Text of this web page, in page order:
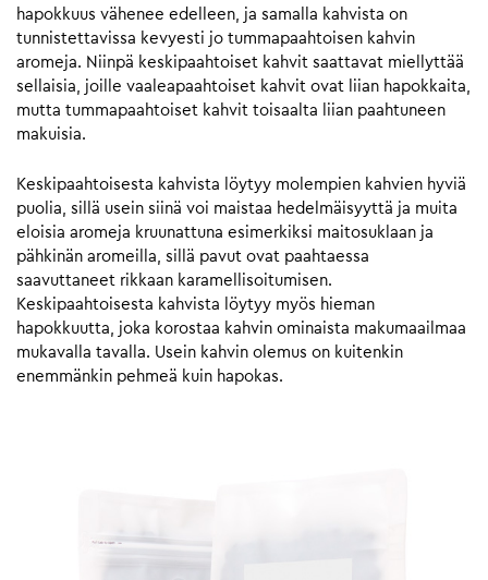
hapokkuus vähenee edelleen, ja samalla kahvista on
tunnistettavissa kevyesti jo tummapaahtoisen kahvin
aromeja. Niinpä keskipaahtoiset kahvit saattavat miellyttää
sellaisia, joille vaaleapaahtoiset kahvit ovat liian hapokkaita,
mutta tummapaahtoiset kahvit toisaalta liian paahtuneen
makuisia.
Keskipaahtoisesta kahvista löytyy molempien kahvien hyviä
puolia, sillä usein siinä voi maistaa hedelmäisyyttä ja muita
eloisia aromeja kruunattuna esimerkiksi maitosuklaan ja
pähkinän aromeilla, sillä pavut ovat paahtaessa
saavuttaneet rikkaan karamellisoitumisen.
Keskipaahtoisesta kahvista löytyy myös hieman
hapokkuutta, joka korostaa kahvin ominaista makumaailmaa
mukavalla tavalla. Usein kahvin olemus on kuitenkin
enemmänkin pehmeä kuin hapokas.